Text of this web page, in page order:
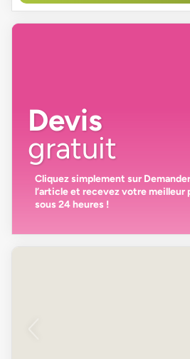
Devis
gratuit
Cliquez simplement sur
l’article et recevez votremeilleur
sous 24 heures !